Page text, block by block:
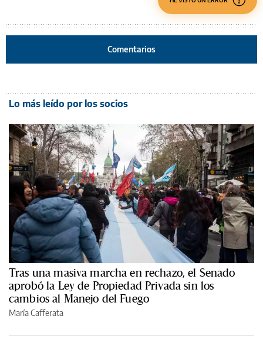
Comentarios
Lo más leído por los socios
Tras una masiva marcha en rechazo, el Senado
aprobó la Ley de Propiedad Privada sin los
cambios al Manejo del Fuego
María Cafferata